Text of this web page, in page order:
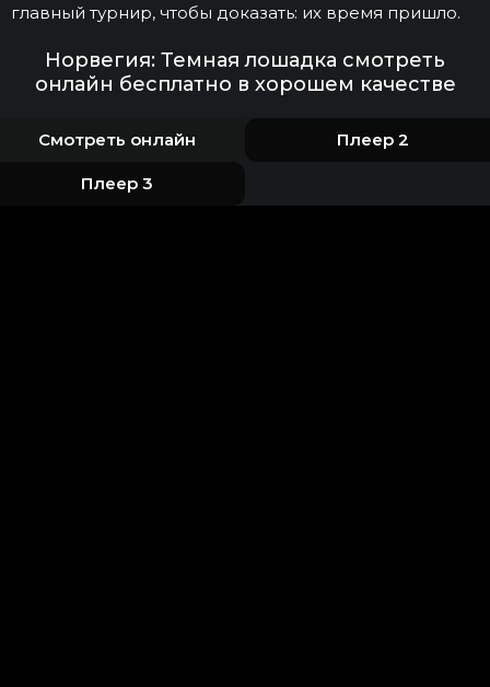
главный турнир, чтобы доказать: их время пришло.
Норвегия: Темная лошадка смотреть
онлайн бесплатно в хорошем качестве
Смотреть онлайн Плеер 2
Плеер 3